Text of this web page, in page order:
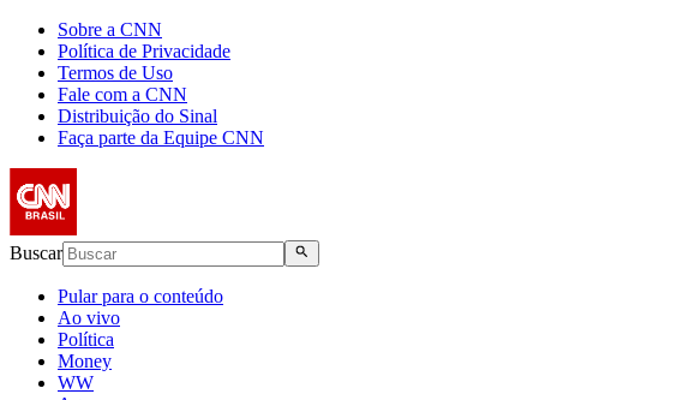
Sobre a CNN
Política de Privacidade
Termos de Uso
Fale com a CNN
Distribuição do Sinal
Faça parte da Equipe CNN
Buscar
Pular para o conteúdo
Ao vivo
Política
Money
WW